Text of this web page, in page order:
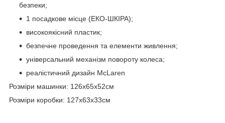
безпеки;
1 посадкове місце (ЕКО-ШКІРА);
високоякісний пластик;
безпечне проведення та елементи живлення;
універсальний механізм повороту колеса;
реалістичний дизайн McLaren
Розміри машинки: 126х65х52см
Розміри коробки: 127х63х33см